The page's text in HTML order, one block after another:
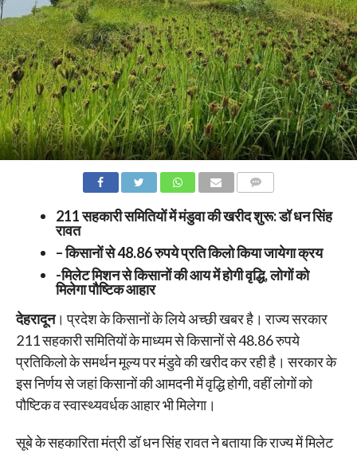
211 सहकारी समितियों में मंडुवा की खरीद शुरू: डॉ धन सिंह
रावत
– किसानों से 48.86 रुपये प्रति किलो किया जायेगा क्रय
-मिलेट मिशन से किसानों की आय में होगी वृद्धि, लोगों को
मिलेगा पौष्टिक आहार
देहरादून। प्रदेश के किसानों के लिये अच्छी खबर है। राज्य सरकार
211 सहकारी समितियों के माध्यम से किसानों से 48.86 रुपये
प्रतिकिलो के समर्थन मूल्य पर मंडुवे की खरीद कर रही है। सरकार के
इस निर्णय से जहां किसानों की आमदनी में वृद्धि होगी, वहीं लोगों को
पौष्टिक व स्वास्थ्यवर्धक आहार भी मिलेगा।
सूबे के सहकारिता मंत्री डॉ धन सिंह रावत ने बताया कि राज्य में मिलेट